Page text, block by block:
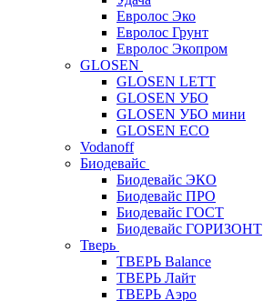
Евролос Эко
Евролос Грунт
Евролос Экопром
GLOSEN
GLOSEN LETT
GLOSEN УБО
GLOSEN УБО мини
GLOSEN ECO
Vodanoff
Биодевайс
Биодевайс ЭКО
Биодевайс ПРО
Биодевайс ГОСТ
Биодевайс ГОРИЗОНТ
Тверь
ТВЕРЬ Balance
ТВЕРЬ Лайт
ТВЕРЬ Аэро